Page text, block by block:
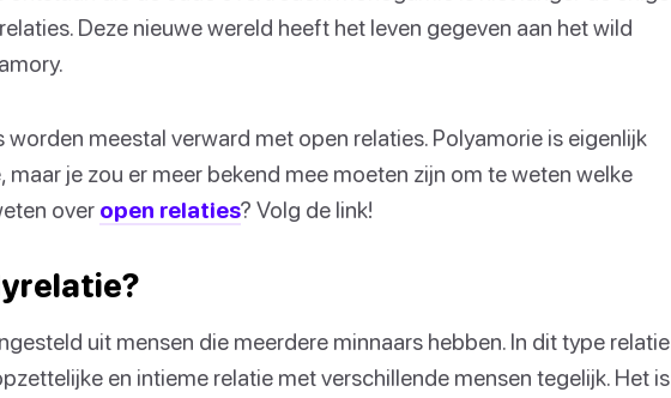
Deze nieuwe wereld heeft het leven gegeven aan het wild
worden meestal verward met open relaties. Polyamorie is eigenlijk
maar je zou er meer bekend mee moeten zijn om te weten welke
over open relaties? Volg de link!
uit mensen die meerdere minnaars hebben. In dit type relatie
en intieme relatie met verschillende mensen tegelijk. Het is